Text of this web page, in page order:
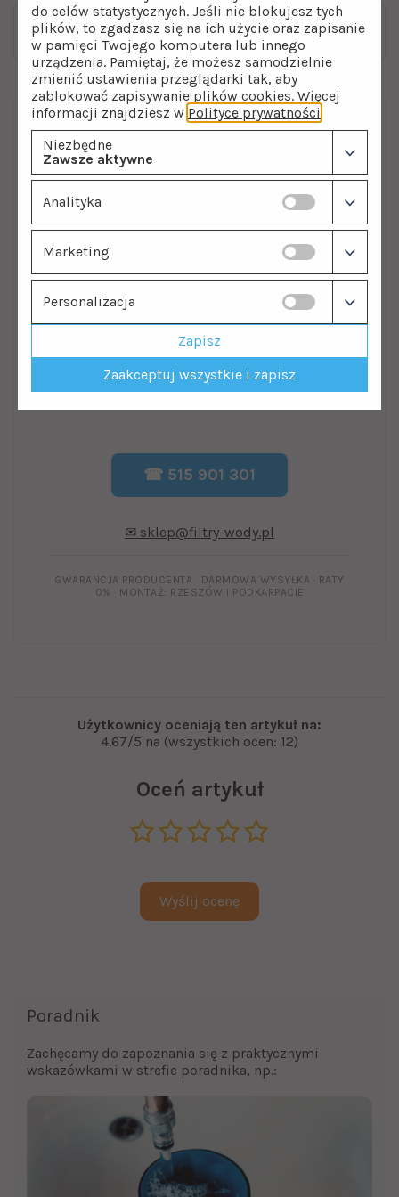
Co zrobić, jeśli woda przed lampą UV nie jest
wystarczająco klarowna?
POTRZEBUJESZ POMOCY Z MONTAŻEM?
Zadzwoń lub napisz - podpowiemy
Jeśli wolisz mieć pewność, że wszystko
zrobisz poprawnie, oferujemy również
profesjonalny montaż sterylizatora UV.
Zobacz lampy UV do wody >
☎ 515 901 301
✉︎ sklep@filtry-wody.pl
GWARANCJA PRODUCENTA · DARMOWA WYSYŁKA · RATY
0% · MONTAŻ: RZESZÓW I PODKARPACIE
Użytkownicy oceniają ten artykuł na:
4.67/5 na (wszystkich ocen: 12)
Oceń artykuł
Poradnik
Zachęcamy do zapoznania się z praktycznymi
wskazówkami w strefie poradnika, np.:
do celów statystycznych. Jeśli nie blokujesz tych
plików, to zgadzasz się na ich użycie oraz zapisanie
w pamięci Twojego komputera lub innego
urządzenia. Pamiętaj, że możesz samodzielnie
zmienić ustawienia przeglądarki tak, aby
zablokować zapisywanie plików cookies. Więcej
informacji znajdziesz w Polityce prywatności
Niezbędne
Zawsze aktywne
Analityka
Marketing
Personalizacja
Zapisz
Zaakceptuj wszystkie i zapisz